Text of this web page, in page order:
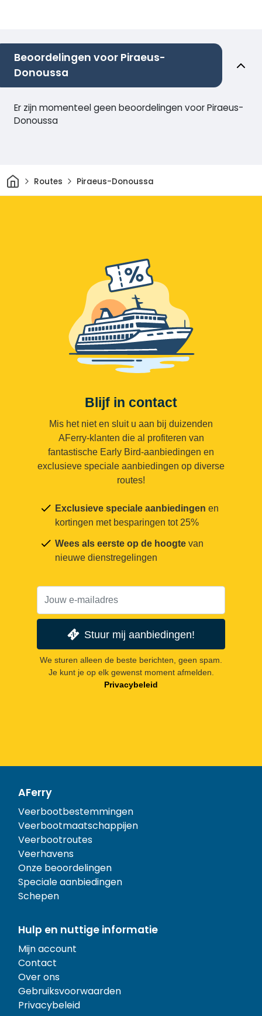
Beoordelingen voor Piraeus-
Donoussa
Er zijn momenteel geen beoordelingen voor Piraeus-
Donoussa
ThuisRoutes Piraeus-Donoussa
Blijf in contact
Mis het niet en sluit u aan bij duizenden
AFerry-klanten die al profiteren van
fantastische Early Bird-aanbiedingen en
exclusieve speciale aanbiedingen op diverse
routes!
Exclusieve speciale aanbiedingen en
kortingen met besparingen tot 25%
Wees als eerste op de hoogte van
nieuwe dienstregelingen
Stuur mij aanbiedingen!
We sturen alleen de beste berichten, geen spam.
Je kunt je op elk gewenst moment afmelden.
Privacybeleid
AFerry
Veerbootbestemmingen
Veerbootmaatschappijen
Veerbootroutes
Veerhavens
Onze beoordelingen
Speciale aanbiedingen
Schepen
Hulp en nuttige informatie
Mijn account
Contact
Over ons
Gebruiksvoorwaarden
Privacybeleid